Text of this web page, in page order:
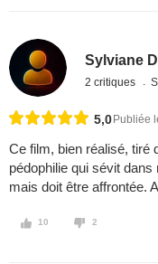
Sylviane
2 critiques
5,0 Publiée
Ce film, bien réalisé, tiré
pédophilie qui sévit
mais doit être affrontée.
10 2